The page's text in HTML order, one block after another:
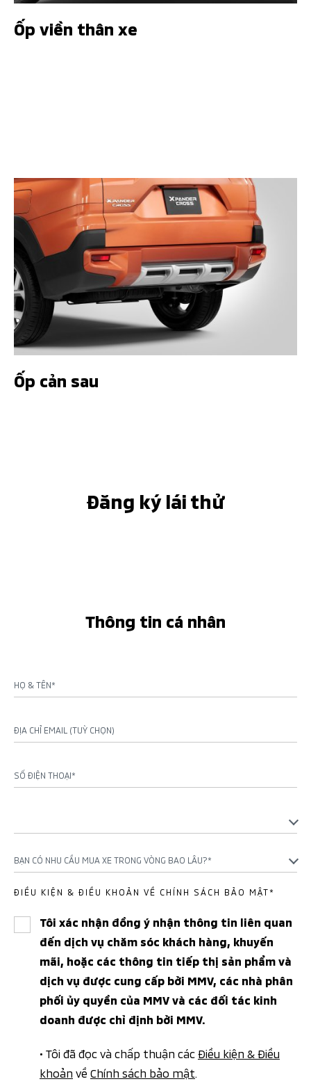
Ốp viền thân xe
Ốp cản sau
Đăng ký lái thử
Thông tin cá nhân
HỌ & TÊN*
ĐỊA CHỈ EMAIL (TUỲ CHỌN)
SỐ ĐIỆN THOẠI*
BẠN CÓ NHU CẦU MUA XE TRONG VÒNG BAO LÂU?*
ĐIỀU KIỆN & ĐIỀU KHOẢN VỀ CHÍNH SÁCH BẢO MẬT*
Tôi xác nhận đồng ý nhận thông tin liên quan
đến dịch vụ chăm sóc khách hàng, khuyến
mãi, hoặc các thông tin tiếp thị sản phẩm và
dịch vụ được cung cấp bởi MMV, các nhà phân
phối ủy quyền của MMV và các đối tác kinh
doanh được chỉ định bởi MMV.
• Tôi đã đọc và chấp thuận cácĐiều kiện & Điều
khoản về Chính sách bảo mật